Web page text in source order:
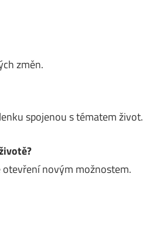
změn.
spojenou s tématem život.
novým možnostem.